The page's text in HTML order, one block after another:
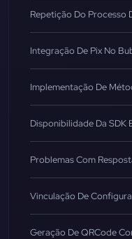
Repetição Do Processo
Integração De Pix No
Implementação De
Disponibilidade Da SDK
Problemas Com
Vinculação De
Geração De QRCode